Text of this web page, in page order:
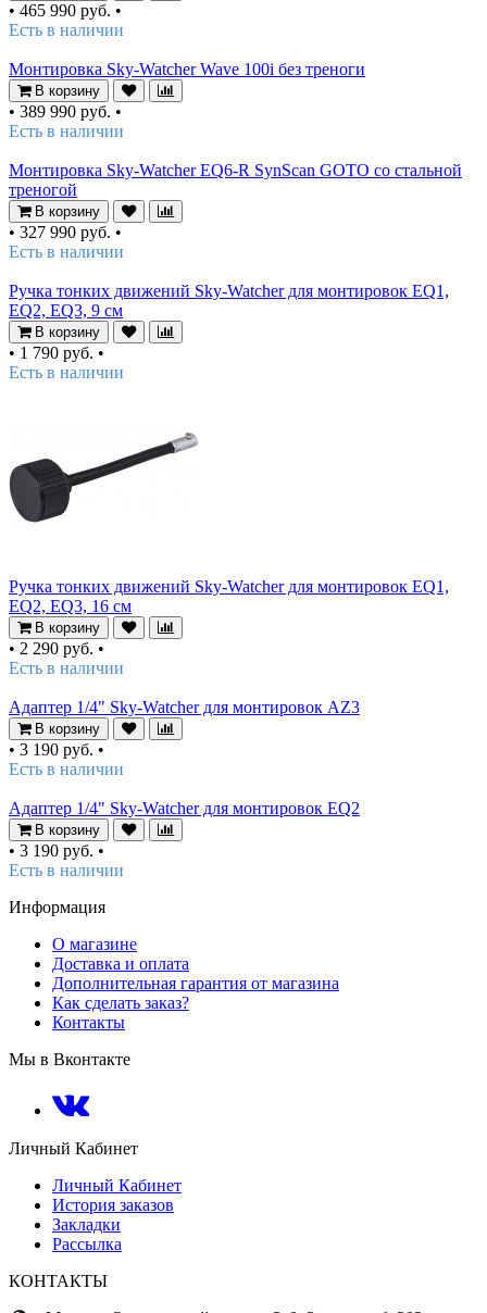
• 465 990 руб. •
Есть в наличии
Монтировка Sky-Watcher Wave 100i без треноги
В корзину
• 389 990 руб. •
Есть в наличии
Монтировка Sky-Watcher EQ6-R SynScan GOTO со стальной
треногой
В корзину
• 327 990 руб. •
Есть в наличии
Ручка тонких движений Sky-Watcher для монтировок EQ1,
EQ2, EQ3, 9 см
В корзину
• 1 790 руб. •
Есть в наличии
Ручка тонких движений Sky-Watcher для монтировок EQ1,
EQ2, EQ3, 16 см
В корзину
• 2 290 руб. •
Есть в наличии
Адаптер 1/4" Sky-Watcher для монтировок AZ3
В корзину
• 3 190 руб. •
Есть в наличии
Адаптер 1/4" Sky-Watcher для монтировок EQ2
В корзину
• 3 190 руб. •
Есть в наличии
Информация
О магазине
Доставка и оплата
Дополнительная гарантия от магазина
Как сделать заказ?
Контакты
Мы в Вконтакте
Личный Кабинет
Личный Кабинет
История заказов
Закладки
Рассылка
КОНТАКТЫ